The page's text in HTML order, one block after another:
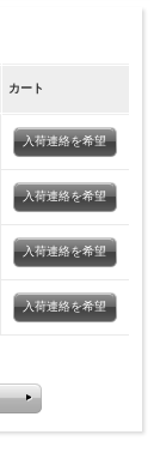
カート
入荷連絡を希望
入荷連絡を希望
入荷連絡を希望
入荷連絡を希望